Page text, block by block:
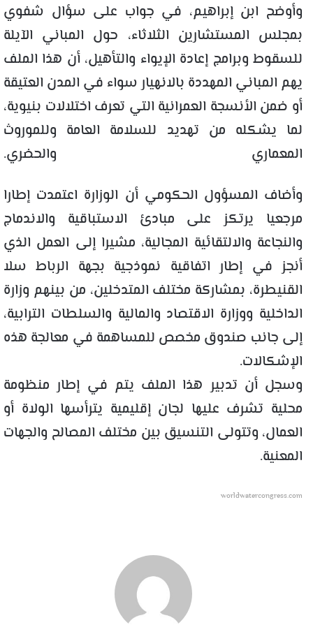
وأوضح ابن إبراهيم، في جواب على سؤال شفوي
بمجلس المستشارين الثلاثاء، حول المباني الآيلة
للسقوط وبرامج إعادة الإيواء والتأهيل، أن هذا الملف
يهم المباني المهددة بالانهيار سواء في المدن العتيقة
أو ضمن الأنسجة العمرانية التي تعرف اختلالات بنيوية،
لما يشكله من تهديد للسلامة العامة وللموروث
المعماري والحضري.
وأضاف المسؤول الحكومي أن الوزارة اعتمدت إطارا
مرجعيا يرتكز على مبادئ الاستباقية والاندماج
والنجاعة والالتقائية المجالية، مشيرا إلى العمل الذي
أنجز في إطار اتفاقية نموذجية بجهة الرباط سلا
القنيطرة، بمشاركة مختلف المتدخلين، من بينهم وزارة
الداخلية ووزارة الاقتصاد والمالية والسلطات الترابية،
إلى جانب صندوق مخصص للمساهمة في معالجة هذه
الإشكالات.
وسجل أن تدبير هذا الملف يتم في إطار منظومة
محلية تشرف عليها لجان إقليمية يترأسها الولاة أو
العمال، وتتولى التنسيق بين مختلف المصالح والجهات
المعنية.
worldwatercongress.com